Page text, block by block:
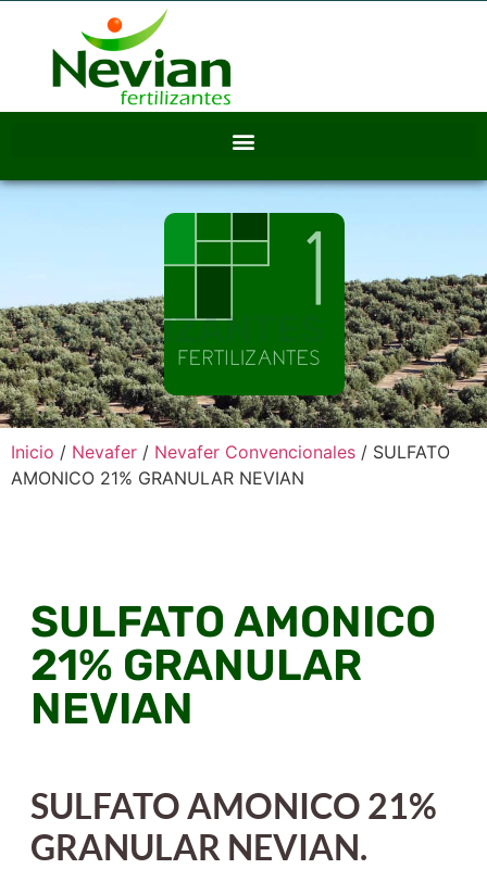
Inicio / Nevafer / Nevafer Convencionales / SULFATO
AMONICO 21% GRANULAR NEVIAN
SULFATO AMONICO
21% GRANULAR
NEVIAN
SULFATO AMONICO 21%
GRANULAR NEVIAN.
FERTILIZANTES